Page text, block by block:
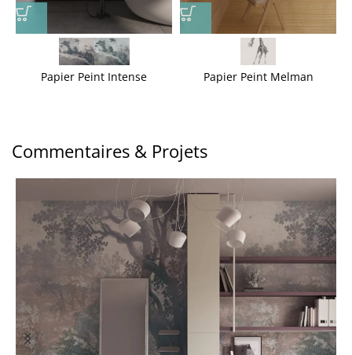
Papier Peint Intense Papier Peint Melman
Commentaires & Projets